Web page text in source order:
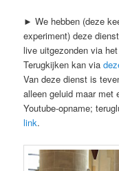
► We hebben (deze
experiment) deze
live uitgezonden via
Terugkijken kan via
Van deze dienst is
alleen geluid maar met
Youtube-opname;
link.